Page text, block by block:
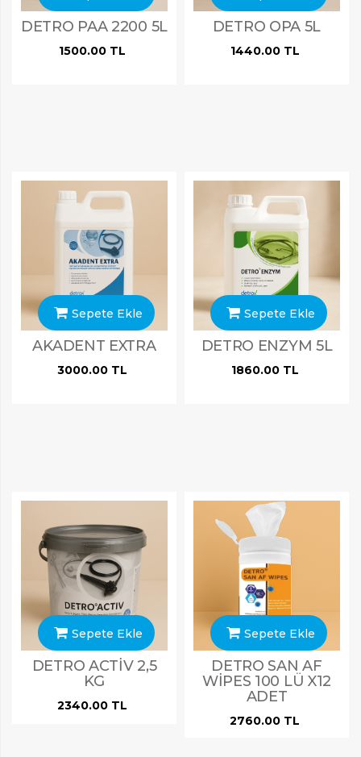
DETRO PAA 2200 5L
1500.00 TL
DETRO OPA 5L
1440.00 TL
Sepete Ekle
AKADENT EXTRA
3000.00 TL
Sepete Ekle
DETRO ENZYM 5L
1860.00 TL
Sepete Ekle
DETRO ACTİV 2,5
KG
2340.00 TL
Sepete Ekle
DETRO SAN AF
WİPES 100 LÜ X12
ADET
2760.00 TL